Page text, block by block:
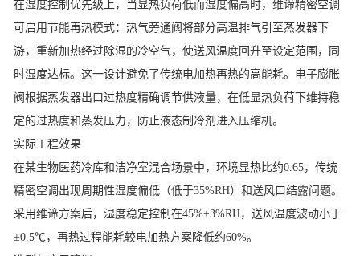
在湿度控制优先级上，当显热负荷低而湿度偏高时， 维谛精密空调
可启用节能再热模式：热气旁通阀将部分高温排气引至蒸发器下
游，重新加热经过除湿的冷空气，使送风温度回升至设定范围，同
时湿度达标。这一设计避免了传统电加热再热的高能耗。电子膨胀
阀根据蒸发器出口过热度精确调节供液量，在低显热负荷下维持稳
定的过热度和蒸发压力，防止液态制冷剂进入压缩机。
实际工程效果
在某生物医药冷库和洁净室混合场景中，环境显热比约0.65，传统
精密空调 出现周期性湿度偏低（低于35%RH）和送风口结露问题。
采用维谛方案后，湿度稳定控制在45%±3%RH，送风温度波动小于
±0.5℃，再热过程能耗较电加热方案降低约60%。